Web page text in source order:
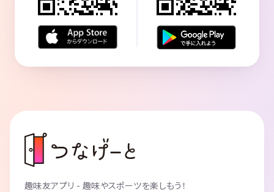
趣味友アプリ - 趣味やスポーツを楽しもう！